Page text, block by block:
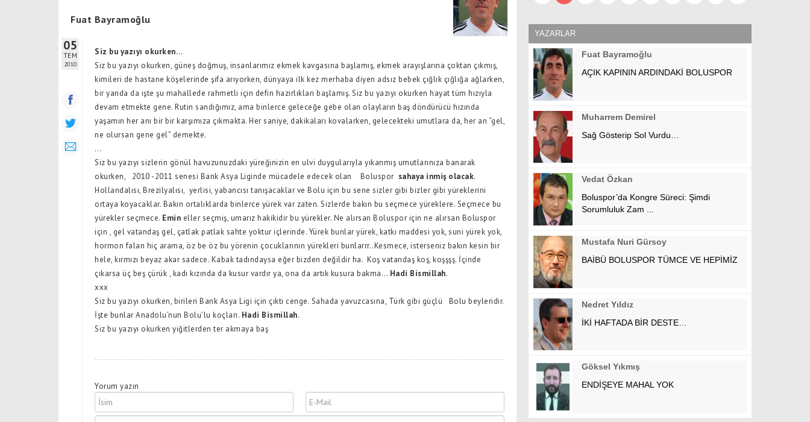
Fuat Bayramoğlu
05
TEM
2010
Siz bu yazıyı okurken…
Siz bu yazıyı okurken, güneş doğmuş, insanlarımız ekmek kavgasına başlamış, ekmek arayışlarına çoktan çıkmış,
kimileri de hastane köşelerinde şifa arıyorken, dünyaya ilk kez merhaba diyen adsız bebek çığlık çığlığa ağlarken,
bir yanda da işte şu mahallede rahmetli için defin hazırlıkları başlamış. Siz bu yazıyı okurken hayat tüm hızıyla
devam etmekte gene. Rutin sandığımız, ama binlerce geleceğe gebe olan olayların baş döndürücü hızında
yaşamın her anı bir bir karşımıza çıkmakta. Her saniye, dakikaları kovalarken, gelecekteki umutlara da, her an “gel,
ne olursan gene gel” demekte.
…
Siz bu yazıyı sizlerin gönül havuzunuzdaki yüreğinizin en ulvi duygularıyla yıkanmış umutlarınıza banarak
okurken,
2010 -2011 senesi Bank Asya Liginde mücadele edecek olan Boluspor sahaya inmiş olacak.
Hollandalısı, Brezilyalısı, yerlisi, yabancısı tanışacaklar ve Bolu için bu sene sizler gibi bizler gibi yüreklerini
ortaya koyacaklar. Bakın ortalıklarda binlerce yürek var zaten. Sizlerde bakın bu seçmece yüreklere. Seçmece bu
yürekler seçmece. Emin eller seçmiş, umarız hakikidir bu yürekler. Ne alırsan Boluspor için ne alırsan Boluspor
için , gel vatandaş gel, çatlak patlak sahte yoktur içlerinde. Yürek bunlar yürek, katkı maddesi yok, suni yürek yok,
hormon falan hiç arama, öz be öz bu yörenin çocuklarının yürekleri bunlarrr..Kesmece, isterseniz bakın kesin bir
hele, kırmızı beyaz akar sadece. Kabak tadındaysa eğer bizden değildir ha. Koş vatandaş koş, koşşşş. İçinde
çıkarsa üç beş çürük , kadı kızında da kusur vardır ya, ona da artık kusura bakma… Hadi Bismillah.
xxx
Siz bu yazıyı okurken, birileri Bank Asya Ligi için çıktı cenge. Sahada yavuzcasına, Türk gibi güçlü
Bolu beyleridir.
İşte bunlar Anadolu’nun Bolu’lu koçları. Hadi Bismillah.
Siz bu yazıyı okurken yiğitlerden ter akmaya baş
Yorum yazın
YAZARLAR
Fuat Bayramoğlu
AÇIK KAPININ ARDINDAKİ BOLUSPOR
Muharrem Demirel
Sağ Gösterip Sol Vurdu…
Vedat Özkan
Boluspor’da Kongre Süreci: Şimdi
Sorumluluk Zam ...
Mustafa Nuri Gürsoy
BAİBÜ BOLUSPOR TÜMCE VE HEPİMİZ
Nedret Yıldız
İKİ HAFTADA BİR DESTE…
Göksel Yıkmış
ENDİŞEYE MAHAL YOK